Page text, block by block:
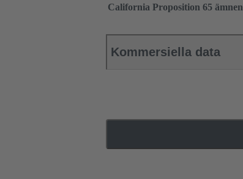
California Proposition 65 ämnen
Kommersiella data